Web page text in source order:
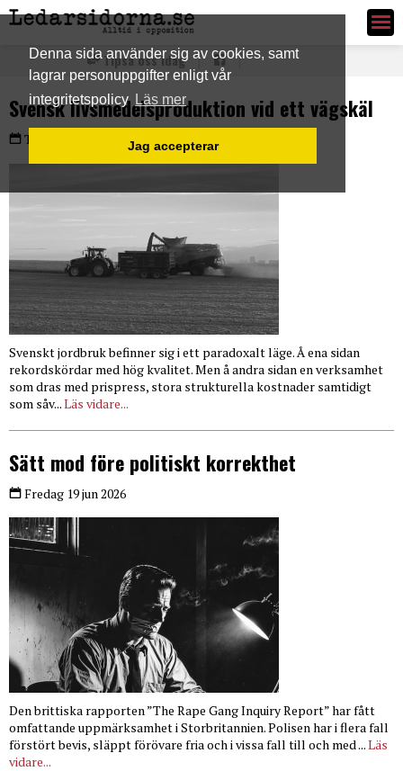
Denna sida använder sig av cookies, samt
lagrar personuppgifter enligt vår
integritetspolicy Läs mer
Jag accepterar
Ledarsidorna.se
Tipsa oss idag
Svensk livsmedelsproduktion vid ett vägskäl
Tisdag 23 jun 2026
Svenskt jordbruk befinner sig i ett paradoxalt läge. Å ena sidan
rekordskördar med hög kvalitet. Men å andra sidan en verksamhet
som dras med prispress, stora strukturella kostnader samtidigt
som såv...Läs vidare...
Sätt mod före politiskt korrekthet
Fredag 19 jun 2026
Den brittiska rapporten ”The Rape Gang Inquiry Report” har fått
omfattande uppmärksamhet i Storbritannien. Polisen har i flera fall
förstört bevis, släppt förövare fria och i vissa fall till och med ...Läs
vidare...